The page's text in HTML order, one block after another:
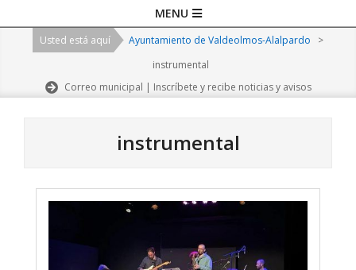
Navigation
MENU
Usted está aquí Ayuntamiento de Valdeolmos-Alalpardo
>
instrumental
Correo municipal | Inscríbete y recibe noticias y avisos
instrumental